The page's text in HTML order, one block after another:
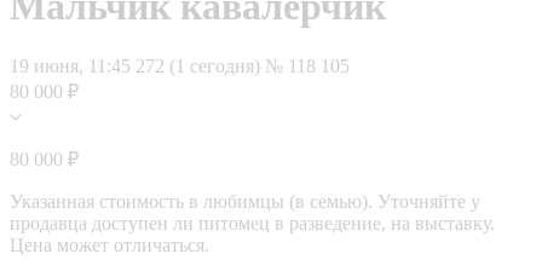
19 июня, 11:45 272 (1 сегодня) № 118 105
80 000 ₽
80 000 ₽
Указанная стоимость в любимцы (в семью). Уточняйте у
продавца доступен ли питомец в разведение, на выставку.
Цена может отличаться.